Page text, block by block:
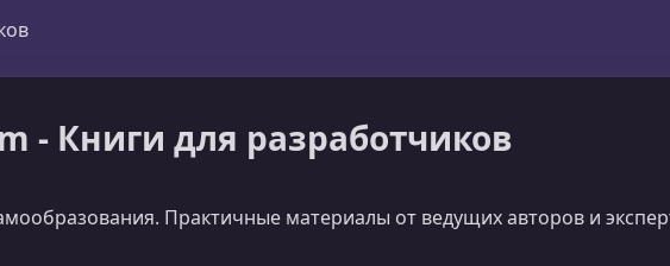
- Книги для разработчиков
Практичные материалы от ведущих авторов и